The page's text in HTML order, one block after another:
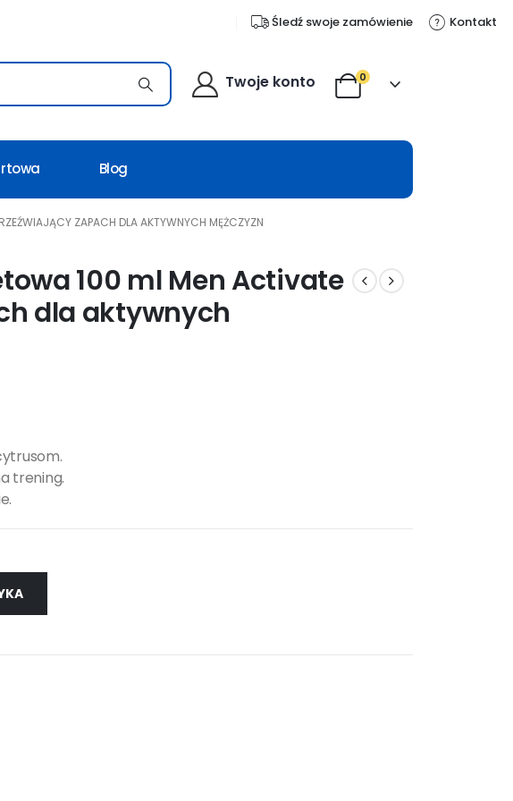
Śledź swoje zamówienie Kontakt
Twoje konto 0
Blog
ZAPACH DLA AKTYWNYCH MĘŻCZYZN
100 ml Men Activate
dla aktywnych
trening.